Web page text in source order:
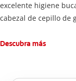
excelente higiene
cabezal de cepillo de
Descubra más